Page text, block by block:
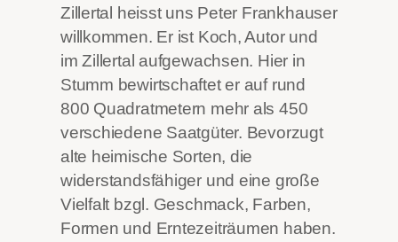
Zillertal heisst uns Peter Frankhauser
willkommen. Er ist Koch, Autor und
im Zillertal aufgewachsen. Hier in
Stumm bewirtschaftet er auf rund
800 Quadratmetern mehr als 450
verschiedene Saatgüter. Bevorzugt
alte heimische Sorten, die
widerstandsfähiger und eine große
Vielfalt bzgl. Geschmack, Farben,
Formen und Erntezeiträumen haben.